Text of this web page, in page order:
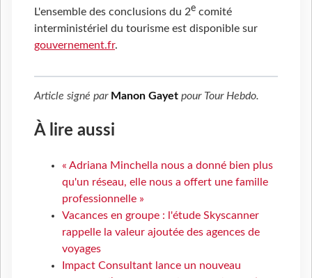
L'ensemble des conclusions du 2e comité
interministériel du tourisme est disponible sur
gouvernement.fr.
Article signé par Manon Gayet pour Tour Hebdo.
À lire aussi
« Adriana Minchella nous a donné bien plus
qu'un réseau, elle nous a offert une famille
professionnelle »
Vacances en groupe : l'étude Skyscanner
rappelle la valeur ajoutée des agences de
voyages
Impact Consultant lance un nouveau